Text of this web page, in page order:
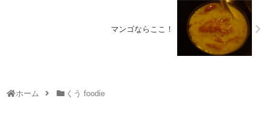
マンゴならここ！
ホーム くう foodie